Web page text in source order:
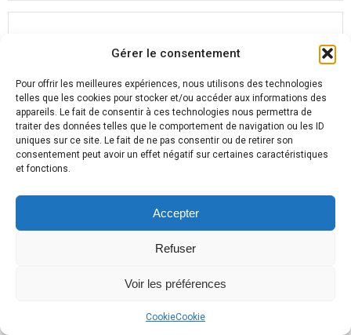
Gérer le consentement
Pour offrir les meilleures expériences, nous utilisons des technologies
telles que les cookies pour stocker et/ou accéder aux informations des
appareils. Le fait de consentir à ces technologies nous permettra de
traiter des données telles que le comportement de navigation ou les ID
uniques sur ce site. Le fait de ne pas consentir ou de retirer son
consentement peut avoir un effet négatif sur certaines caractéristiques
et fonctions.
Accepter
Refuser
Voir les préférences
CookieCookie
: Astuces maison & Actu
Alain 19 juillet 2026